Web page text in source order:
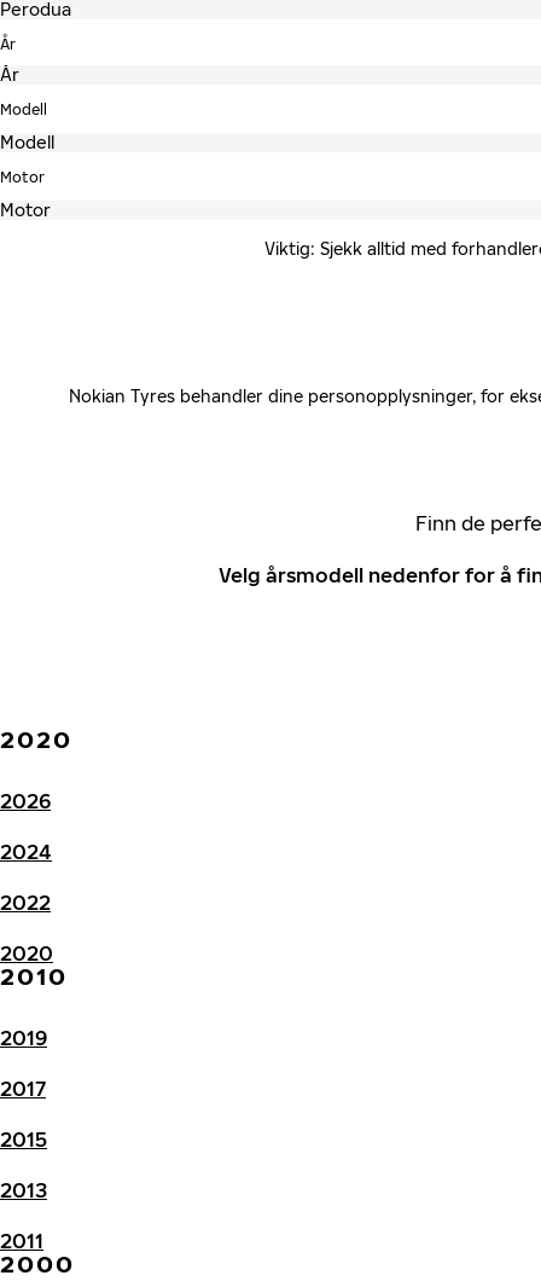
År
Modell
Motor
Viktig: Sjekk alltid med
Nokian Tyres behandler dine personopplysninger, for
Finn de
Velg årsmodell nedenfor for å
2020
2026
2024
2022
2020
2010
2019
2017
2015
2013
2011
2000